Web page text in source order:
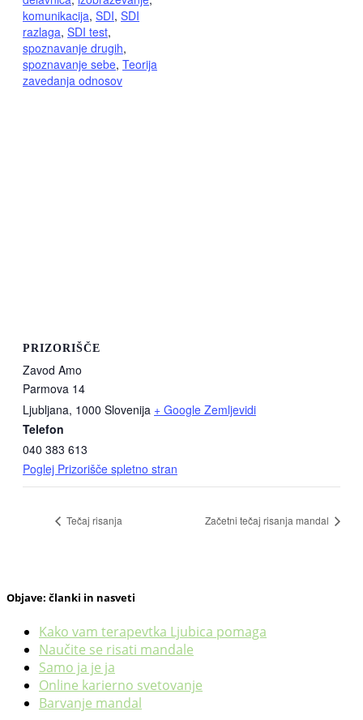
komunikacija, SDI, SDI
razlaga, SDI test,
spoznavanje drugih,
spoznavanje sebe, Teorija
zavedanja odnosov
PRIZORIŠČE
Zavod Amo
Parmova 14
Ljubljana, 1000 Slovenija + Google Zemljevidi
Telefon
040 383 613
Poglej Prizorišče spletno stran
Tečaj risanja Začetni tečaj risanja mandal
Objave: članki in nasveti
Kako vam terapevtka Ljubica pomaga
Naučite se risati mandale
Samo ja je ja
Online karierno svetovanje
Barvanje mandal